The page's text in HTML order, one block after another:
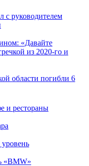
с руководителем
«Давайте
из 2020-го и
области погибли 6
и рестораны
«BMW»